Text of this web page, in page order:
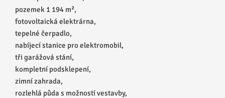
pozemek 1 194 m²,
fotovoltaická elektrárna,
tepelné čerpadlo,
nabíjecí stanice pro elektromobil,
tři garážová stání,
kompletní podsklepení,
zimní zahrada,
rozlehlá půda s možností vestavby,